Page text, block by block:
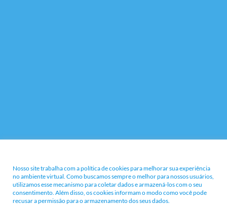
Nosso site trabalha com a política de cookies para melhorar sua experiência
no ambiente virtual. Como buscamos sempre o melhor para nossos usuários,
utilizamos esse mecanismo para coletar dados e armazená-los com o seu
consentimento. Além disso, os cookies informam o modo como você pode
recusar a permissão para o armazenamento dos seus dados.